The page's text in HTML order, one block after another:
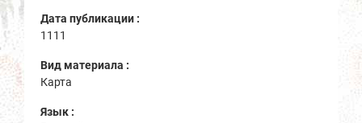
Дата публикации :
1111
Вид материала :
Карта
Язык :